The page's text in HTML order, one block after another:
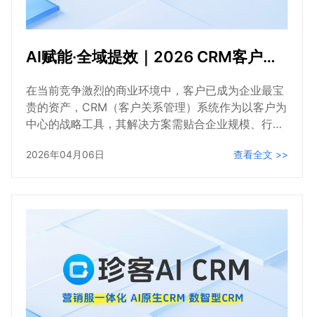
AI赋能·全域提效｜2026 CRM客户管理系统全系解决方案（附CRM推荐）
在当前竞争激烈的商业环境中，客户已成为企业最宝
贵的资产，CRM（客户关系管理）系统作为以客户为
中心的战略工具，其解决方案需贴合企业规模、行业
化与价值提升。以下是CRM客户管理系统的核心解决
2026年04月06日 查看全文 >>